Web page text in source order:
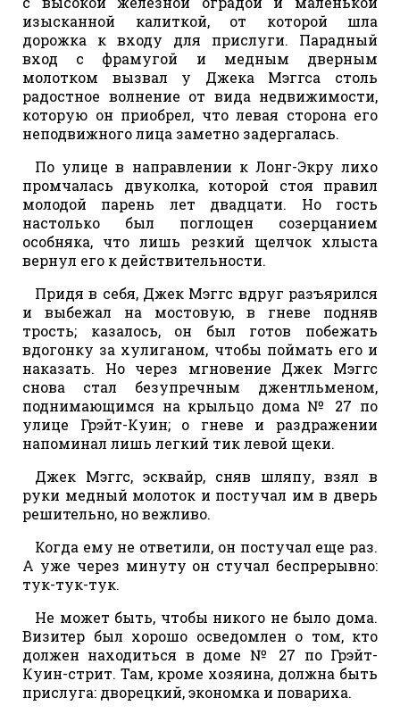
изысканной калиткой, от которой шла
дорожка к входу для прислуги. Парадный
вход с фрамугой и медным дверным
молотком вызвал у Джека Мэггса столь
радостное волнение от вида недвижимости,
которую он приобрел, что левая сторона его
неподвижного лица заметно задергалась.
По улице в направлении к Лонг-Экру лихо
промчалась двуколка, которой стоя правил
молодой парень лет двадцати. Но гость
настолько был поглощен созерцанием
особняка, что лишь резкий щелчок хлыста
вернул его к действительности.
Придя в себя, Джек Мэггс вдруг разъярился
и выбежал на мостовую, в гневе подняв
трость; казалось, он был готов побежать
вдогонку за хулиганом, чтобы поймать его и
наказать. Но через мгновение Джек Мэггс
снова стал безупречным джентльменом,
поднимающимся на крыльцо дома № 27 по
улице Грэйт-Куин; о гневе и раздражении
напоминал лишь легкий тик левой щеки.
Джек Мэггс, эсквайр, сняв шляпу, взял в
руки медный молоток и постучал им в дверь
решительно, но вежливо.
Когда ему не ответили, он постучал еще раз.
А уже через минуту он стучал беспрерывно:
тук-тук-тук.
Не может быть, чтобы никого не было дома.
Визитер был хорошо осведомлен о том, кто
должен находиться в доме № 27 по Грэйт-
Куин-стрит. Там, кроме хозяина, должна быть
прислуга: дворецкий, экономка и повариха.